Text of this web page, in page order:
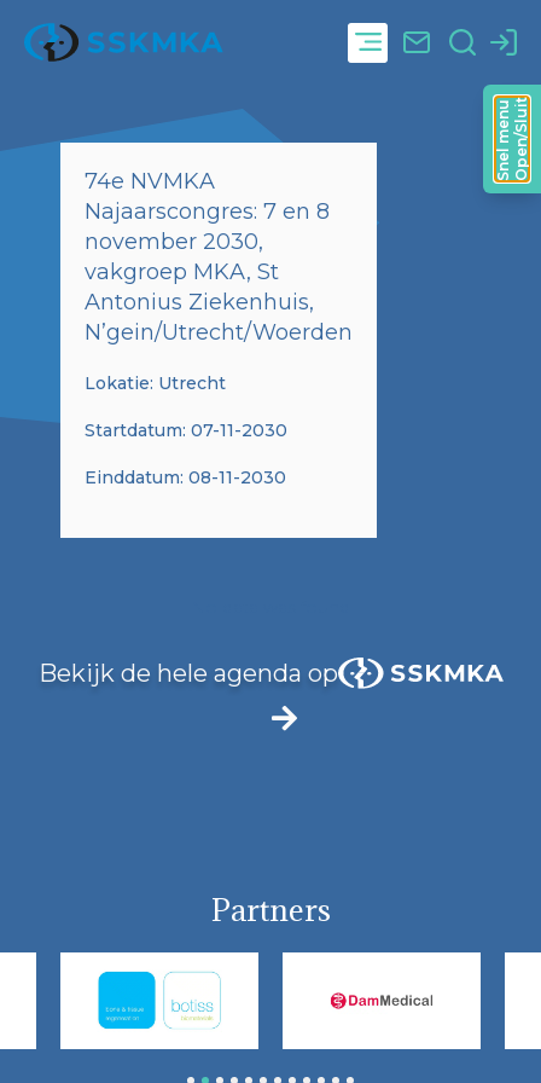
74e NVMKA
Najaarscongres: 7 en 8
november 2030,
vakgroep MKA, St
Antonius Ziekenhuis,
N’gein/Utrecht/Woerden
Lokatie: Utrecht
Startdatum: 07-11-2030
Einddatum: 08-11-2030
Bekijk de hele agenda op
Partners
Open/Sluit
Snel menu